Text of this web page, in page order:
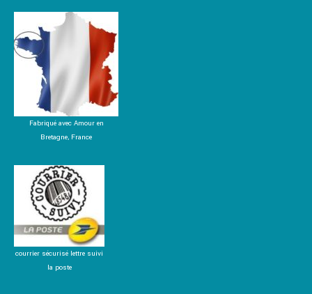
Fabriqué avec Amour en
Bretagne, France
courrier sécurisé lettre suivi
la poste